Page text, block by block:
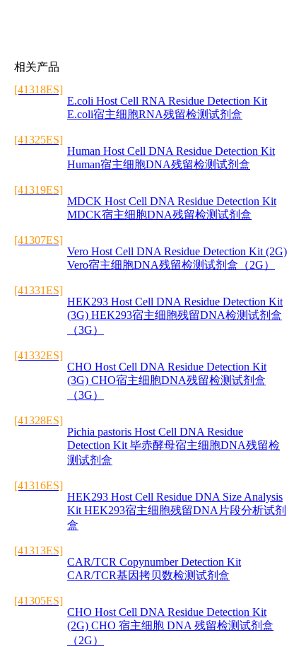
相关产品
[41318ES]
E.coli Host Cell RNA Residue Detection Kit
E.coli宿主细胞RNA残留检测试剂盒
[41325ES]
Human Host Cell DNA Residue Detection Kit
Human宿主细胞DNA残留检测试剂盒
[41319ES]
MDCK Host Cell DNA Residue Detection Kit
MDCK宿主细胞DNA残留检测试剂盒
[41307ES]
Vero Host Cell DNA Residue Detection Kit (2G)
Vero宿主细胞DNA残留检测试剂盒（2G）
[41331ES]
HEK293 Host Cell DNA Residue Detection Kit
(3G) HEK293宿主细胞残留DNA检测试剂盒
（3G）
[41332ES]
CHO Host Cell DNA Residue Detection Kit
(3G) CHO宿主细胞DNA残留检测试剂盒
（3G）
[41328ES]
Pichia pastoris Host Cell DNA Residue
Detection Kit 毕赤酵母宿主细胞DNA残留检
测试剂盒
[41316ES]
HEK293 Host Cell Residue DNA Size Analysis
Kit HEK293宿主细胞残留DNA片段分析试剂
盒
[41313ES]
CAR/TCR Copynumber Detection Kit
CAR/TCR基因拷贝数检测试剂盒
[41305ES]
CHO Host Cell DNA Residue Detection Kit
(2G) CHO 宿主细胞 DNA 残留检测试剂盒
（2G）